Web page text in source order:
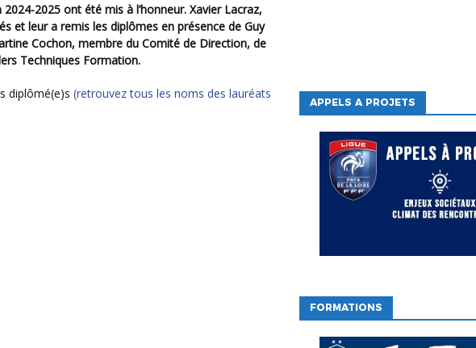
2025 ont été mis à l’honneur. Xavier Lacraz,
et leur a remis les diplômes en présence de Guy
Cochon, membre du Comité de Direction, de
Techniques Formation.
diplômé(e)s (retrouvez tous les noms des lauréats
APPELS A PROJETS
FORMATIONS